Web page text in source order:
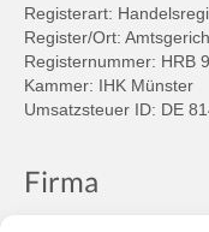
Registerart:
Register/Ort:
Registernummer: HRB
Kammer: IHK Münster
Umsatzsteuer ID: DE
Firma